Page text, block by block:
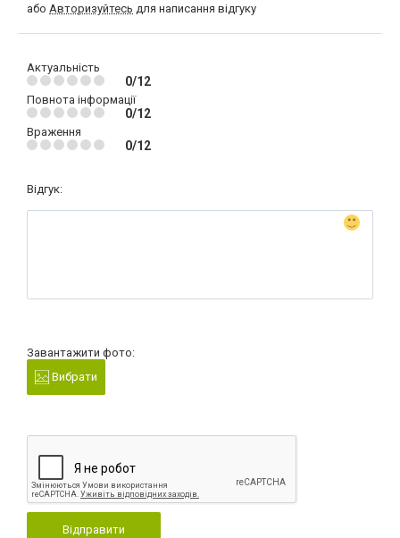
або Авторизуйтесь для написання відгуку
Актуальність
0/12
Повнота інформації
0/12
Враження
0/12
Відгук:
Завантажити фото:
Вибрати
Відправити